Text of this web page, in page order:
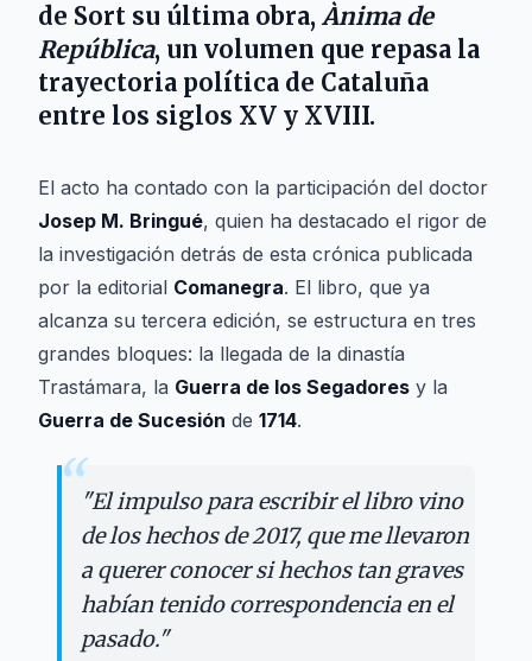
de Sort su última obra,Ànima de
República, un volumen que repasa la
trayectoria política de Cataluña
entre los siglos XV y XVIII.
El acto ha contado con la participación del doctor
Josep M. Bringué, quien ha destacado el rigor de
la investigación detrás de esta crónica publicada
por la editorial Comanegra. El libro, que ya
alcanza su tercera edición, se estructura en tres
grandes bloques: la llegada de la dinastía
Trastámara, la Guerra de los Segadores y la
Guerra de Sucesión de 1714.
“"El impulso para escribir el libro vino
de los hechos de 2017, que me llevaron
a querer conocer si hechos tan graves
habían tenido correspondencia en el
pasado."